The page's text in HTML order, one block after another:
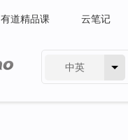
有道精品课 云笔记
中英